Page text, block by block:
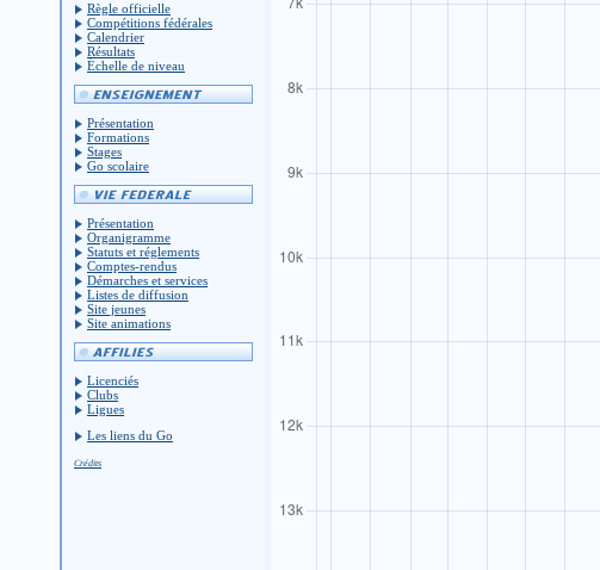
Règle officielle
Compétitions fédérales
Calendrier
Résultats
Échelle de niveau
Présentation
Formations
Stages
Go scolaire
Présentation
Organigramme
Statuts et réglements
Comptes-rendus
Démarches et services
Listes de diffusion
Site jeunes
Site animations
Licenciés
Clubs
Ligues
Les liens du Go
Crédits